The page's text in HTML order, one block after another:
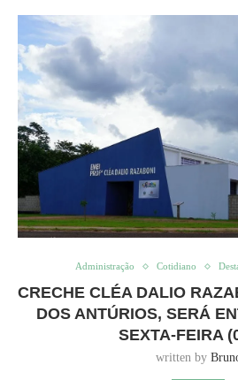
Administração Cotidiano
CRECHE CLÉA DALIO
DOS ANTÚRIOS, SERÁ
SEXTA-FEIRA
written by